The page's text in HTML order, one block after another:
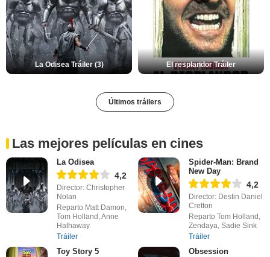
La Odisea Tráiler (3) El resplandor Tráiler
Últimos tráilers
Las mejores películas en cines
La Odisea
4,2
Director: Christopher
Nolan
Reparto Matt Damon,
Tom Holland, Anne
Hathaway
Tráiler
Spider-Man: Brand
New Day
4,2
Director: Destin Daniel
Cretton
Reparto Tom Holland,
Zendaya, Sadie Sink
Tráiler
Toy Story 5 Obsession